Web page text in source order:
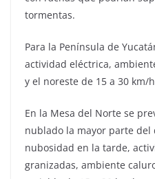
tormentas.
Para la Península de
actividad eléctrica,
y el noreste de 15 a 30 km/
En la Mesa del Norte se
nublado la mayor parte del
nubosidad en la tarde,
granizadas, ambiente